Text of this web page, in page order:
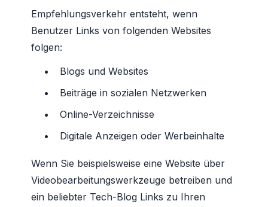
Empfehlungsverkehr entsteht, wenn
Benutzer Links von folgenden Websites
folgen:
Blogs und Websites
Beiträge in sozialen Netzwerken
Online-Verzeichnisse
Digitale Anzeigen oder Werbeinhalte
Wenn Sie beispielsweise eine Website über
Videobearbeitungswerkzeuge betreiben und
ein beliebter Tech-Blog Links zu Ihren